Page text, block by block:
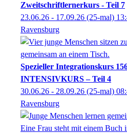
Zweitschriftlernerkurs - Teil 7
23.06.26 - 17.09.26 (25-mal)
Ravensburg
Spezieller Integrationskurs
INTENSIVKURS – Teil 4
30.06.26 - 28.09.26 (25-mal)
Ravensburg